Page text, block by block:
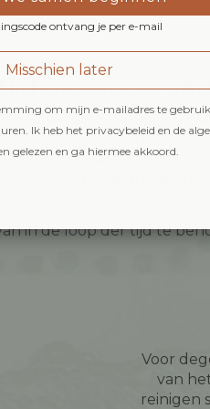
groeit: zo
dat na verloop van
van zijn uitzonderlijke
oxidatieproces
in de loop der tijd te
Voor
van
reinigen
ontvang je per e-mail
Misschien later
om mijn e-mailadres te
Ik heb het privacybeleid en de
gelezen en ga hiermee akkoord.